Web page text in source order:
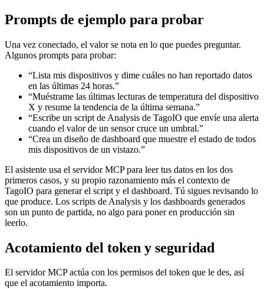
Prompts de ejemplo para probar
Una vez conectado, el valor se nota en lo que puedes preguntar.
Algunos prompts para probar:
“Lista mis dispositivos y dime cuáles no han reportado datos
en las últimas 24 horas.”
“Muéstrame las últimas lecturas de temperatura del dispositivo
X y resume la tendencia de la última semana.”
“Escribe un script de Analysis de TagoIO que envíe una alerta
cuando el valor de un sensor cruce un umbral.”
“Crea un diseño de dashboard que muestre el estado de todos
mis dispositivos de un vistazo.”
El asistente usa el servidor MCP para leer tus datos en los dos
primeros casos, y su propio razonamiento más el contexto de
TagoIO para generar el script y el dashboard. Tú sigues revisando lo
que produce. Los scripts de Analysis y los dashboards generados
son un punto de partida, no algo para poner en producción sin
leerlo.
Acotamiento del token y seguridad
El servidor MCP actúa con los permisos del token que le des, así
que el acotamiento importa.